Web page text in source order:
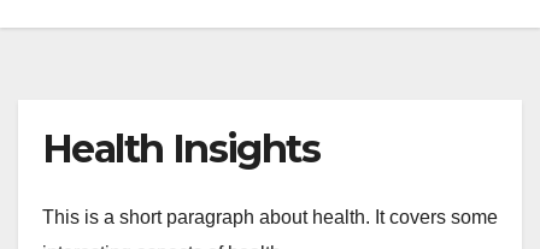
Health Insights
This is a short paragraph about health. It covers some